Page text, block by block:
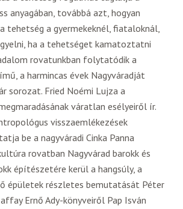
anyagában, továbbá azt, hogyan
tehetség a gyermekeknél, fiataloknál,
ha a tehetséget kamatoztatni
rovatunkban folytatódik a
a harmincas évek Nagyváradját
sorozat. Fried Noémi Lujza a
váratlan esélyeiről ír.
visszaemlékezések
be a nagyváradi Cinka Panna
rovatban Nagyvárad barokk és
építészetére kerül a hangsúly, a
épületek részletes bemutatását Péter
Ernő Ady-könyveiről Pap Isván